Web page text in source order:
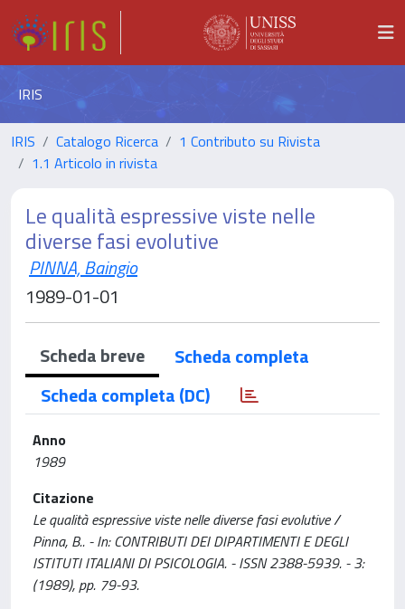
IRIS
IRIS Catalogo Ricerca
1 Contributo su Rivista
1.1 Articolo in rivista
Le qualità espressive viste nelle
diverse fasi evolutive
PINNA, Baingio
1989-01-01
Scheda breve
Scheda completa
Scheda completa (DC)
Anno
1989
Citazione
Le qualità espressive viste nelle diverse fasi evolutive /
Pinna, B.. - In: CONTRIBUTI DEI DIPARTIMENTI E DEGLI
ISTITUTI ITALIANI DI PSICOLOGIA. - ISSN 2388-5939. - 3:
(1989), pp. 79-93.